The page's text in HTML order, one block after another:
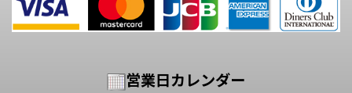
営業日カレンダー